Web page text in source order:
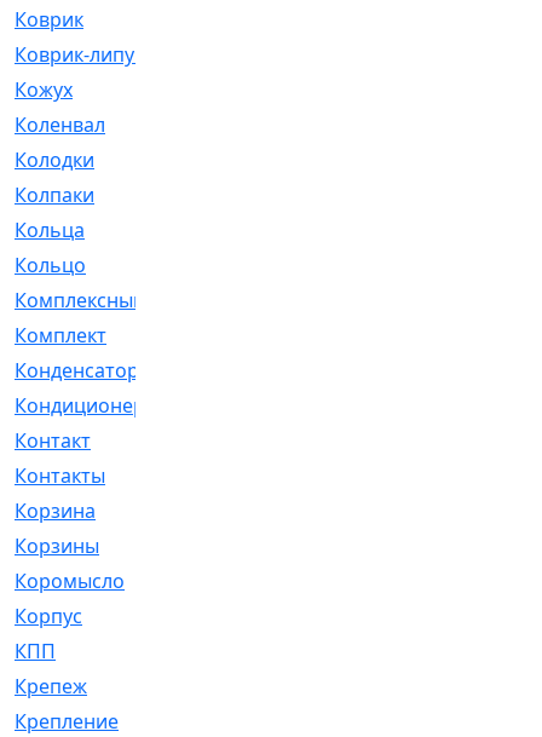
Коврик
Коврик-липучка
Кожух
Коленвал
Колодки
Колпаки
Кольца
Кольцо
Комплексный
Комплект
Конденсатор
Кондиционер
Контакт
Контакты
Корзина
Корзины
Коромысло
Корпус
КПП
Крепеж
Крепление